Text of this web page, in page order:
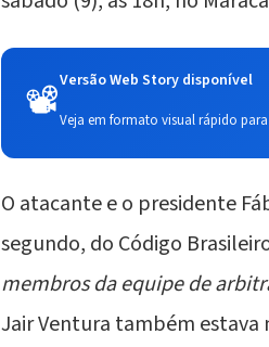
📽️Versão Web Story disponível
Veja em formato visual rápido
O atacante e o presidente
segundo, do Código
membros da equipe de
Jair Ventura também